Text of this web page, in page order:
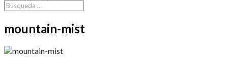
mountain-mist